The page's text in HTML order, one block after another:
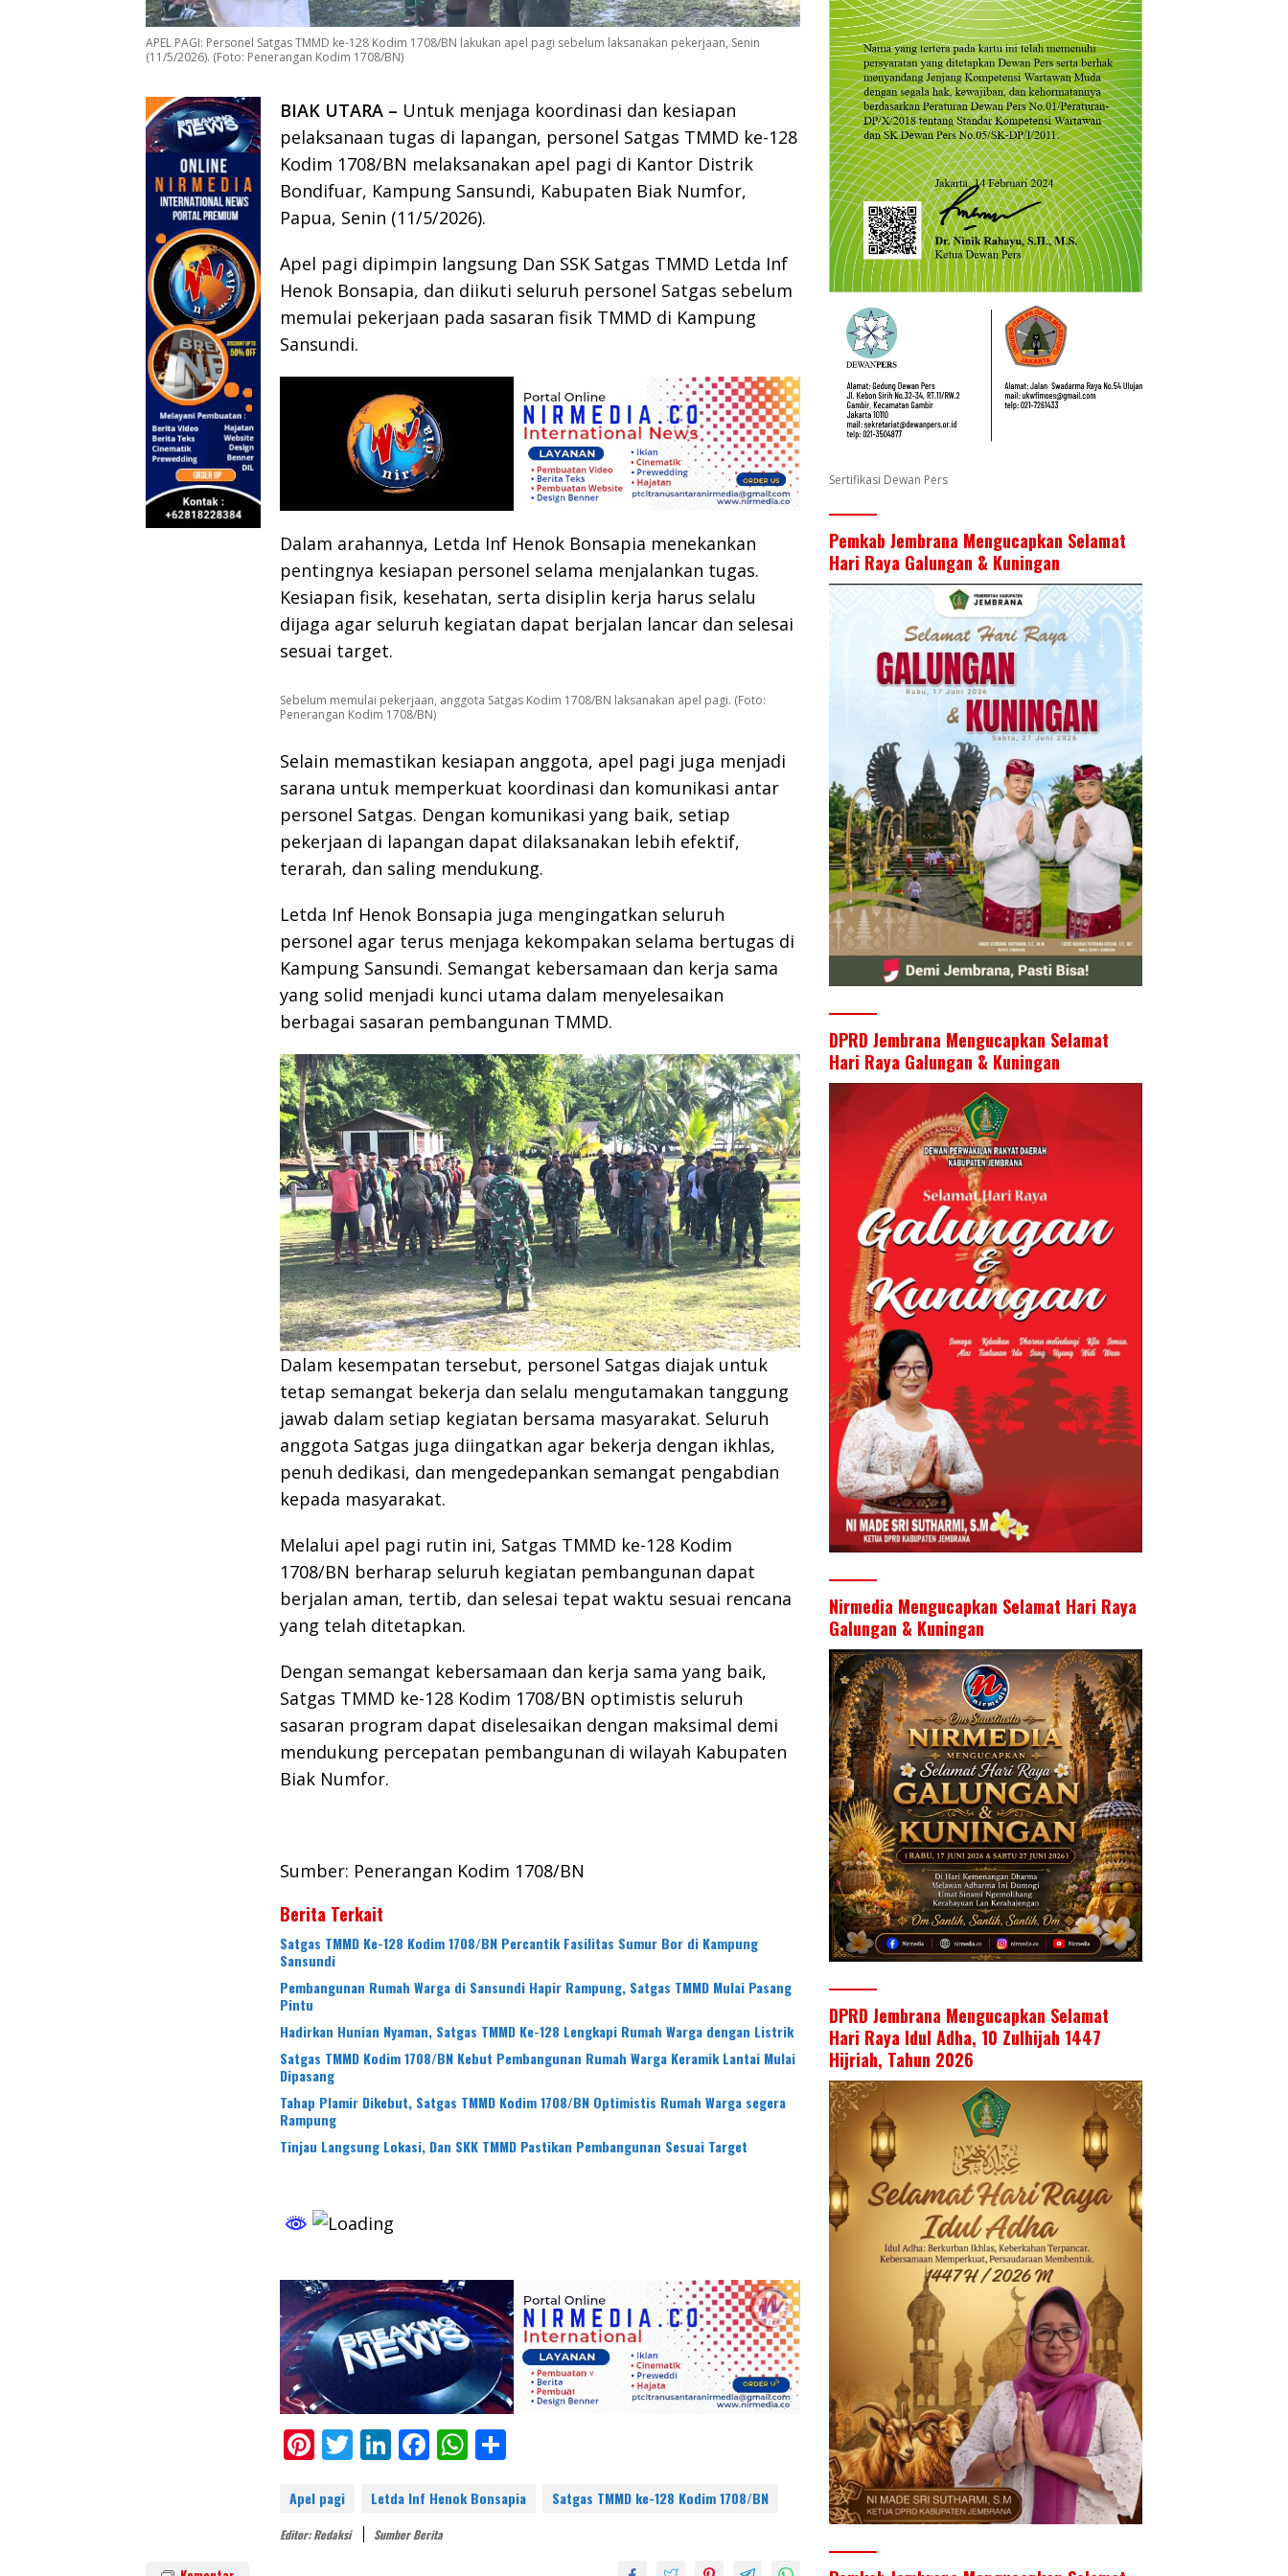
APEL PAGI: Personel Satgas TMMD ke-128 Kodim 1708/BN lakukan apel pagi sebelum laksanakan pekerjaan, Senin
(11/5/2026). (Foto: Penerangan Kodim 1708/BN)
BIAK UTARA – Untuk menjaga koordinasi dan kesiapan
pelaksanaan tugas di lapangan, personel Satgas TMMD ke-128
Kodim 1708/BN melaksanakan apel pagi di Kantor Distrik
Bondifuar, Kampung Sansundi, Kabupaten Biak Numfor,
Papua, Senin (11/5/2026).
Apel pagi dipimpin langsung Dan SSK Satgas TMMD Letda Inf
Henok Bonsapia, dan diikuti seluruh personel Satgas sebelum
memulai pekerjaan pada sasaran fisik TMMD di Kampung
Sansundi.
Dalam arahannya, Letda Inf Henok Bonsapia menekankan
pentingnya kesiapan personel selama menjalankan tugas.
Kesiapan fisik, kesehatan, serta disiplin kerja harus selalu
dijaga agar seluruh kegiatan dapat berjalan lancar dan selesai
sesuai target.
Sebelum memulai pekerjaan, anggota Satgas Kodim 1708/BN laksanakan apel pagi. (Foto:
Penerangan Kodim 1708/BN)
Selain memastikan kesiapan anggota, apel pagi juga menjadi
sarana untuk memperkuat koordinasi dan komunikasi antar
personel Satgas. Dengan komunikasi yang baik, setiap
pekerjaan di lapangan dapat dilaksanakan lebih efektif,
terarah, dan saling mendukung.
Letda Inf Henok Bonsapia juga mengingatkan seluruh
personel agar terus menjaga kekompakan selama bertugas di
Kampung Sansundi. Semangat kebersamaan dan kerja sama
yang solid menjadi kunci utama dalam menyelesaikan
berbagai sasaran pembangunan TMMD.
Dalam kesempatan tersebut, personel Satgas diajak untuk
tetap semangat bekerja dan selalu mengutamakan tanggung
jawab dalam setiap kegiatan bersama masyarakat. Seluruh
anggota Satgas juga diingatkan agar bekerja dengan ikhlas,
penuh dedikasi, dan mengedepankan semangat pengabdian
kepada masyarakat.
Melalui apel pagi rutin ini, Satgas TMMD ke-128 Kodim
1708/BN berharap seluruh kegiatan pembangunan dapat
berjalan aman, tertib, dan selesai tepat waktu sesuai rencana
yang telah ditetapkan.
Dengan semangat kebersamaan dan kerja sama yang baik,
Satgas TMMD ke-128 Kodim 1708/BN optimistis seluruh
sasaran program dapat diselesaikan dengan maksimal demi
mendukung percepatan pembangunan di wilayah Kabupaten
Biak Numfor.
Sumber: Penerangan Kodim 1708/BN
Berita Terkait
Satgas TMMD Ke-128 Kodim 1708/BN Percantik Fasilitas Sumur Bor di Kampung
Sansundi
Pembangunan Rumah Warga di Sansundi Hapir Rampung, Satgas TMMD Mulai Pasang
Pintu
Hadirkan Hunian Nyaman, Satgas TMMD Ke-128 Lengkapi Rumah Warga dengan Listrik
Satgas TMMD Kodim 1708/BN Kebut Pembangunan Rumah Warga Keramik Lantai Mulai
Dipasang
Tahap Plamir Dikebut, Satgas TMMD Kodim 1708/BN Optimistis Rumah Warga segera
Rampung
Tinjau Langsung Lokasi, Dan SKK TMMD Pastikan Pembangunan Sesuai Target
Pi
er
e
T
itt
er
Li
k
e
F
e
b
W
at ar
Apel pagi Letda Inf Henok Bonsapia Satgas TMMD ke-128 Kodim 1708/BN
Editor: Redaksi Sumber Berita
Sertifikasi Dewan Pers
Pemkab Jembrana Mengucapkan Selamat
Hari Raya Galungan & Kuningan
DPRD Jembrana Mengucapkan Selamat
Hari Raya Galungan & Kuningan
Nirmedia Mengucapkan Selamat Hari Raya
Galungan & Kuningan
DPRD Jembrana Mengucapkan Selamat
Hari Raya Idul Adha, 10 Zulhijah 1447
Hijriah, Tahun 2026